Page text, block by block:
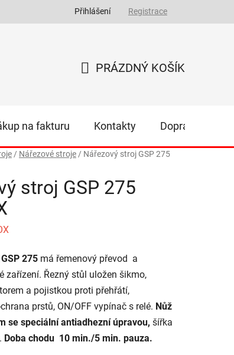
Přihlášení Registrace
PRÁZDNÝ KOŠÍK
na fakturu Kontakty Doprava
/ Nářezové stroje / Nářezový stroj GSP 275
stroj GSP 275
275 má řemenový převod a
zařízení. Řezný stůl uložen šikmo,
a pojistkou proti přehřátí,
prstů, ON/OFF vypínač s relé. Nůž
se speciální antiadhezní úpravou, šířka
Doba chodu 10 min./5 min. pauza.